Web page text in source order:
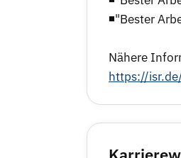
◾"Bester
Nähere
https://